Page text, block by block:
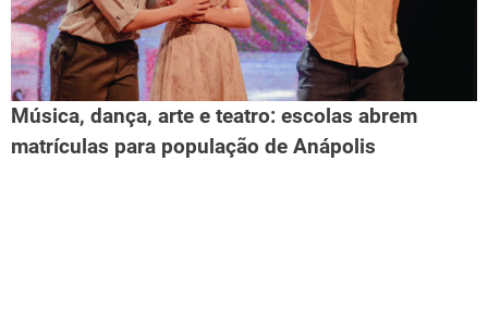
Música, dança, arte e teatro: escolas abrem
matrículas para população de Anápolis